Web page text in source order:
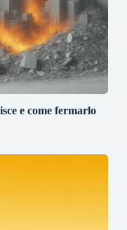
e come fermarlo